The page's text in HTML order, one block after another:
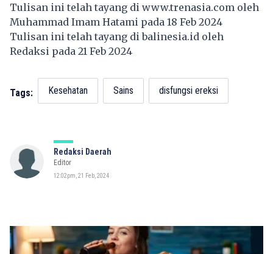
Tulisan ini telah tayang di www.trenasia.com oleh
Muhammad Imam Hatami pada 18 Feb 2024
Tulisan ini telah tayang dibalinesia.id oleh
Redaksi pada 21 Feb 2024
Tags: Kesehatan Sains disfungsi ereksi
Redaksi Daerah
Editor
12:02pm, 21 Feb, 2024